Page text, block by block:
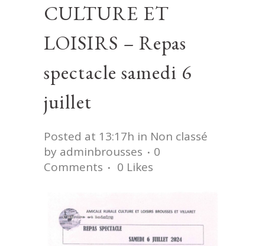
CULTURE ET
LOISIRS – Repas
spectacle samedi 6
juillet
Posted at 13:17h in Non classé
by adminbrousses
0
Comments
0 Likes